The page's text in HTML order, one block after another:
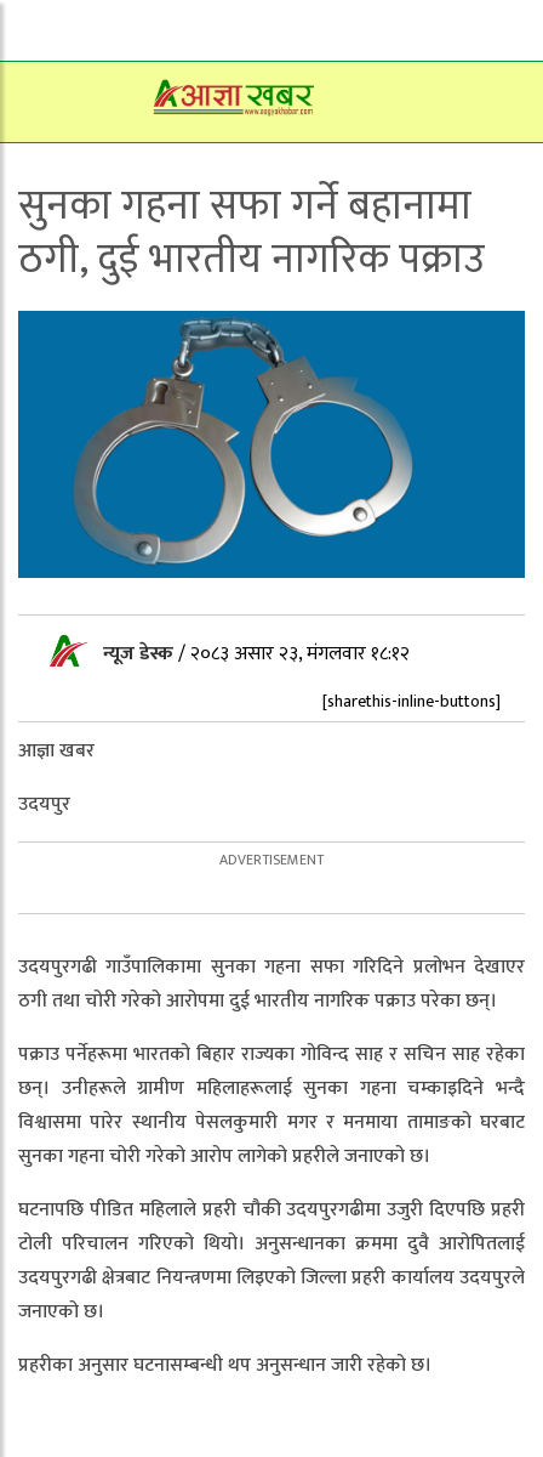
सुनका गहना सफा गर्ने बहानामा
ठगी, दुई भारतीय नागरिक पक्राउ
न्यूज डेस्क/२०८३ असार २३, मंगलवार १८:१२
[sharethis-inline-buttons]
आज्ञा खबर
उदयपुर
उदयपुरगढी गाउँपालिकामा सुनका गहना सफा गरिदिने प्रलोभन देखाएर
ठगी तथा चोरी गरेको आरोपमा दुई भारतीय नागरिक पक्राउ परेका छन्।
पक्राउ पर्नेहरूमा भारतको बिहार राज्यका गोविन्द साह र सचिन साह रहेका
छन्। उनीहरूले ग्रामीण महिलाहरूलाई सुनका गहना चम्काइदिने भन्दै
विश्वासमा पारेर स्थानीय पेसलकुमारी मगर र मनमाया तामाङको घरबाट
सुनका गहना चोरी गरेको आरोप लागेको प्रहरीले जनाएको छ।
घटनापछि पीडित महिलाले प्रहरी चौकी उदयपुरगढीमा उजुरी दिएपछि प्रहरी
टोली परिचालन गरिएको थियो। अनुसन्धानका क्रममा दुवै आरोपितलाई
उदयपुरगढी क्षेत्रबाट नियन्त्रणमा लिइएको जिल्ला प्रहरी कार्यालय उदयपुरले
जनाएको छ।
प्रहरीका अनुसार घटनासम्बन्धी थप अनुसन्धान जारी रहेको छ।